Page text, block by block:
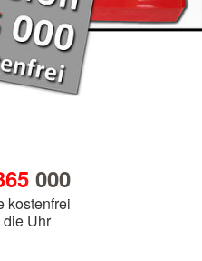
000
kostenfrei
die Uhr